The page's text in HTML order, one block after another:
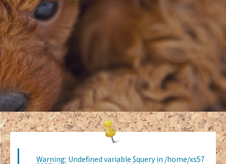
Warning: Undefined variable $query in /home/xs57